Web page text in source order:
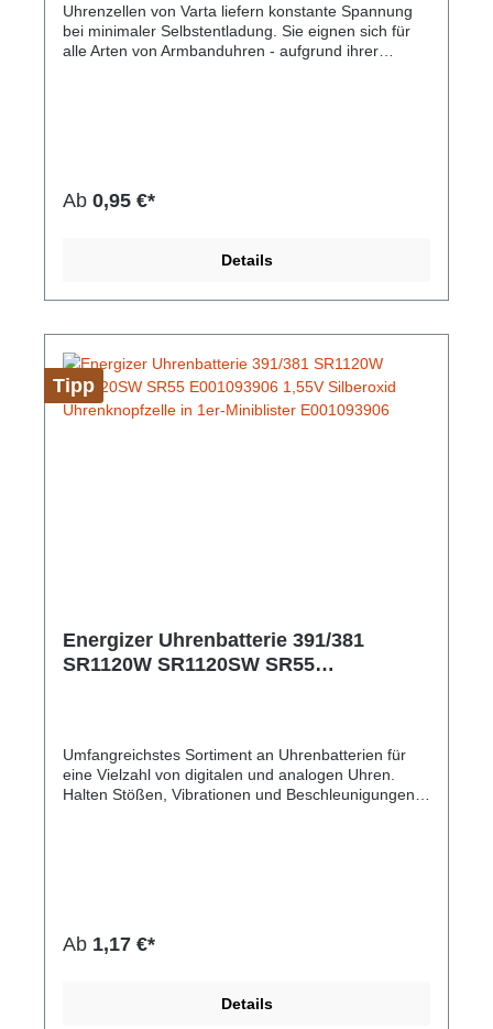
Uhrenzellen von Varta liefern konstante Spannung
bei minimaler Selbstentladung. Sie eignen sich für
alle Arten von Armbanduhren - aufgrund ihrer
3,05 mm
Ab 0,95 €*
Details
Tipp
Energizer Uhrenbatterie 391/381
SR1120W SR1120SW SR55
Umfangreichstes Sortiment an Uhrenbatterien für
eine Vielzahl von digitalen und analogen Uhren.
Halten Stößen, Vibrationen und Beschleunigungen
Ab 1,17 €*
Details